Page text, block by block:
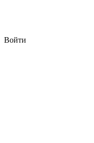
Войти